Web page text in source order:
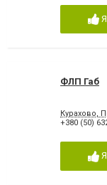
ФЛП Габ
Курахово,
+380 (50)